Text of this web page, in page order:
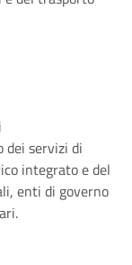
dei servizi di
integrato e del
enti di governo